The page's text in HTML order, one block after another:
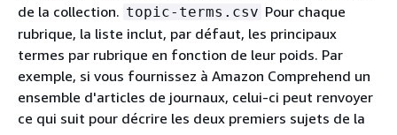
de la collection. topic-terms.csv Pour chaque
rubrique, la liste inclut, par défaut, les principaux
termes par rubrique en fonction de leur poids. Par
exemple, si vous fournissez à Amazon Comprehend un
ensemble d'articles de journaux, celui-ci peut renvoyer
ce qui suit pour décrire les deux premiers sujets de la